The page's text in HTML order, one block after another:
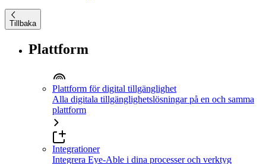
Tillbaka
Plattform
Plattform för digital tillgänglighet
Alla digitala tillgänglighetslösningar på en och samma
plattform
Integrationer
Integrera Eye-Able i dina processer och verktyg